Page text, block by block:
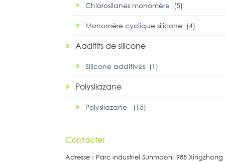
Chlorosilanes monomère (5)
Monomère cyclique silicone (4)
Additifs de silicone
Silicone additives (1)
Polysilazane
Polysilazane (15)
Contacter
Adresse : Parc industriel Sunmoon, 985